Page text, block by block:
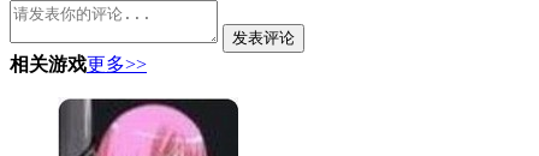
发表评论
相关游戏更多>>